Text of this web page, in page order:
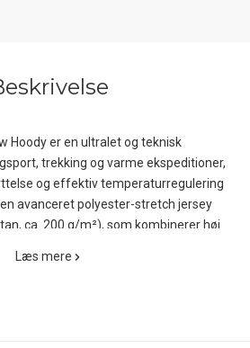
Hoody er en ultralet og teknisk
trekking og varme ekspeditioner,
og effektiv temperaturregulering
avanceret polyester-stretch jersey
ca. 200 g/m²), som kombinerer høj
Læs mere